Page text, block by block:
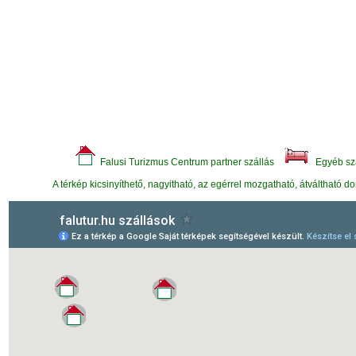
Falusi Turizmus Centrum partner szállás
Egyéb
A térkép kicsinyíthető, nagyitható, az egérrel mozgatható, átváltható